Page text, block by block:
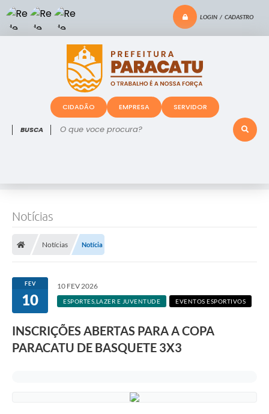
LOGIN / CADASTRO
O que voce procura?
CIDADÃO EMPRESA SERVIDOR
Notícias
Notícias Notícia
FEV
10
10 FEV 2026
ESPORTES,LAZER E JUVENTUDE EVENTOS ESPORTIVOS
INSCRIÇÕES ABERTAS PARA A COPA
PARACATU DE BASQUETE 3X3